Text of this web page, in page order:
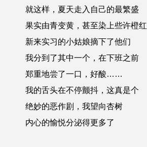
就这样，夏天走入自己的最繁盛
果实由青变黄，甚至染上些许橙红
新来实习的小姑娘摘下了他们
我分到了其中一个，在下班之前
郑重地尝了一口，好酸……
我的舌头在不停颤抖，这真是个
绝妙的恶作剧，我望向杏树
内心的愉悦分泌得更多了